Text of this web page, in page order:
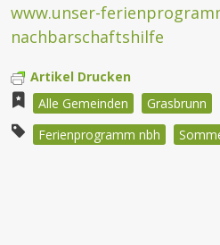
www.unser-
nachbarschaftshilfe
Artikel Drucken
Alle Gemeinden
Grasbrunn
Ferienprogramm nbh